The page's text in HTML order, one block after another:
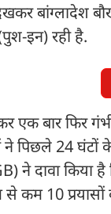
देखकर
इन) रही है.
एक बार फिर
ने पिछले 24
ने दावा
10 प्रयासों